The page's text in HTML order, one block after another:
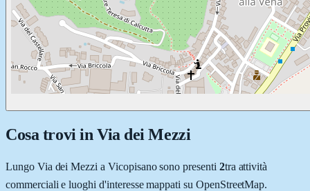
Cosa trovi in Via dei Mezzi
Lungo Via dei Mezzi a Vicopisanosono presenti 2tra attività
commerciali e luoghi d'interesse mappati su OpenStreetMap.